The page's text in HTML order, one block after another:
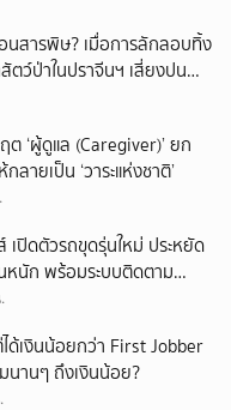
อนสารพิษ? เมื่อการลักลอบทิ้ง
ตว์ป่าในปราจีนฯ เสี่ยงปน
‘ผู้ดูแล (Caregiver)’ ยก
ลายเป็น ‘วาระแห่งชาติ’
เปิดตัวรถขุดรุ่นใหม่ ประหยัด
หนัก พร้อมระบบติดตาม
ม
ด้เงินน้อยกว่า First Jobber
นานๆ ถึงเงินน้อย?